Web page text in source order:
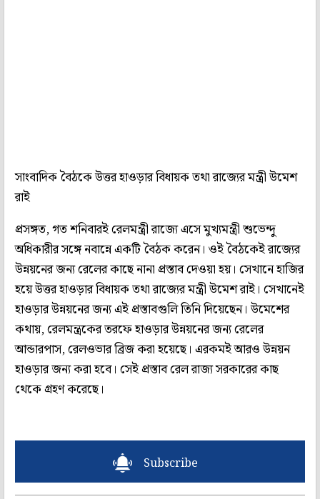
সাংবাদিক বৈঠকে উত্তর হাওড়ার বিধায়ক তথা রাজ্যের মন্ত্রী উমেশ
রাই
প্রসঙ্গত, গত শনিবারই রেলমন্ত্রী রাজ্যে এসে মুখ্যমন্ত্রী শুভেন্দু
অধিকারীর সঙ্গে নবান্নে একটি বৈঠক করেন। ওই বৈঠকেই রাজ্যের
উন্নয়নের জন্য রেলের কাছে নানা প্রস্তাব দেওয়া হয়। সেখানে হাজির
হয়ে উত্তর হাওড়ার বিধায়ক তথা রাজ্যের মন্ত্রী উমেশ রাই। সেখানেই
হাওড়ার উন্নয়নের জন্য এই প্রস্তাবগুলি তিনি দিয়েছেন। উমেশের
কথায়, রেলমন্ত্রকের তরফে হাওড়ার উন্নয়নের জন্য রেলের
আন্ডারপাস, রেলওভার ব্রিজ করা হয়েছে। এরকমই আরও উন্নয়ন
হাওড়ার জন্য করা হবে। সেই প্রস্তাব রেল রাজ্য সরকারের কাছ
থেকে গ্রহণ করেছে।
Subscribe